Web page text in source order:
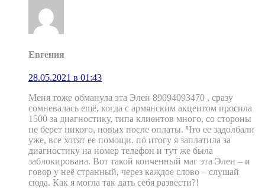
Евгения
28.05.2021 в 01:43
Меня тоже обманула эта Элен 89094093470 , сразу
сомневалась ещё, когда с армянским акцентом просила
1500 за диагностику, типа клиентов много, со стороны
не берет никого, новых после оплаты. Что ее задолбали
уже, все хотят ее помощи. по итогу я заплатила за
диагностику на номер телефон и тут же была
заблокирована. Вот такой конченный маг эта Элен – и
говор у неё странный, через каждое слово – слушай
сюда. Как я могла так дать себя развести?!